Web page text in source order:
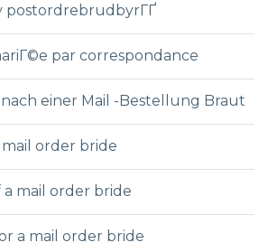
postordrebrudbyrГҐ
par correspondance
einer Mail -Bestellung Braut
order bride
a mail order bride
a mail order bride